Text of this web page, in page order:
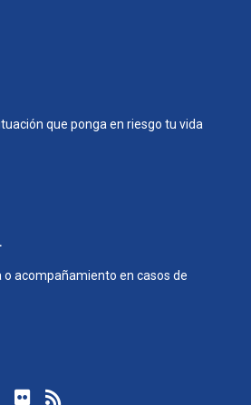
que ponga en riesgo tu vida
o acompañamiento en casos de